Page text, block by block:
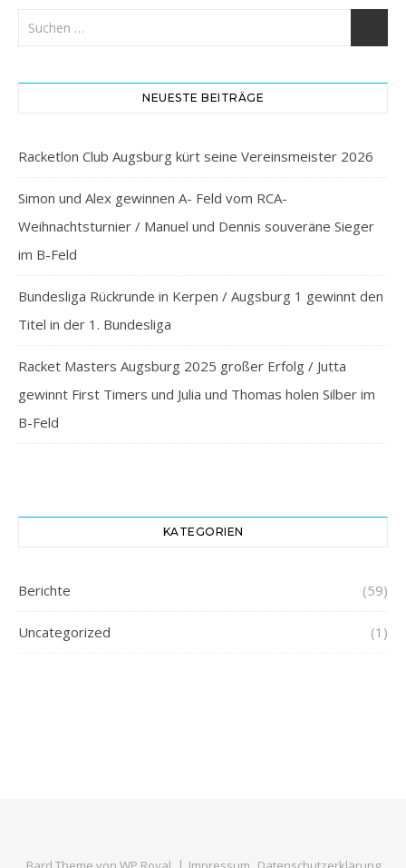
NEUESTE BEITRÄGE
Racketlon Club Augsburg kürt seine Vereinsmeister 2026
Simon und Alex gewinnen A- Feld vom RCA-
Weihnachtsturnier / Manuel und Dennis souveräne Sieger
im B-Feld
Bundesliga Rückrunde in Kerpen / Augsburg 1 gewinnt den
Titel in der 1. Bundesliga
Racket Masters Augsburg 2025 großer Erfolg / Jutta
gewinnt First Timers und Julia und Thomas holen Silber im
B-Feld
KATEGORIEN
Berichte (59)
Uncategorized (1)